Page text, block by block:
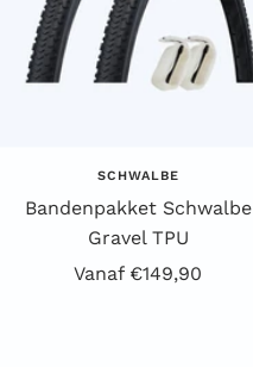
SCHWALBE
Bandenpakket Schwalbe
Gravel TPU
Aanbiedingsprijs
Vanaf €149,90